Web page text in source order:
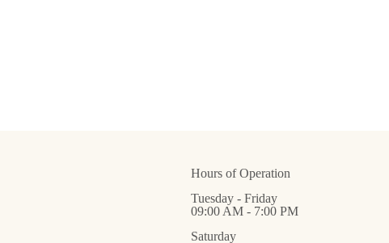
Hours of Operation
Tuesday - Friday
09:00 AM - 7:00 PM
Saturday